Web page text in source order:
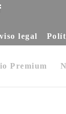
legal
Premium